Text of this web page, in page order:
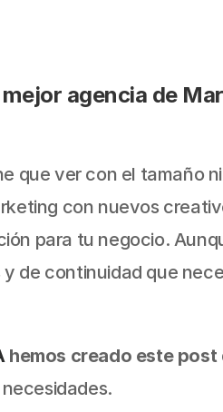
agencia de
que ver con el tamaño
con nuevos
para tu negocio.
de continuidad que
hemos creado este post